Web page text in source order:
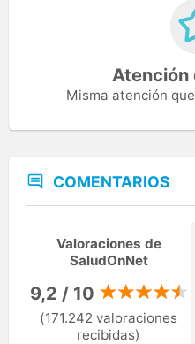
Atención
Misma atención
COMENTARIOS
Valoraciones de
SaludOnNet
9,2 / 10
(171.242 valoraciones
recibidas)